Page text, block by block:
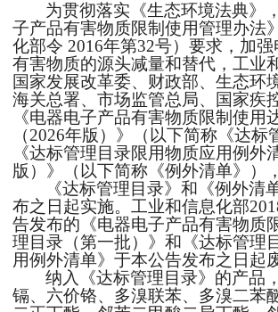
为贯彻落实《生态环境法典》
子产品有害物质限制使用管理办法
化部令 2016年第32号）要求，加
有害物质的源头减量和替代，工业
国家发展改革委、财政部、生态环
海关总署、市场监管总局、国家疾
《电器电子产品有害物质限制使用
（2026年版）》（以下简称《达标
《达标管理目录限用物质应用例外
版）》（以下简称《例外清单》）
《达标管理目录》和《例外清
布之日起实施。工业和信息化部
告发布的《电器电子产品有害物质
理目录（第一批）》和《达标管理
用例外清单》于本公告发布之日起
纳入《达标管理目录》的产品
镉、六价铬、多溴联苯、多溴二苯